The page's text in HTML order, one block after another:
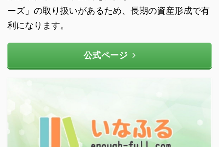
ーズ」の取り扱いがあるため、長期の資産形成で有
利になります。
公式ページ